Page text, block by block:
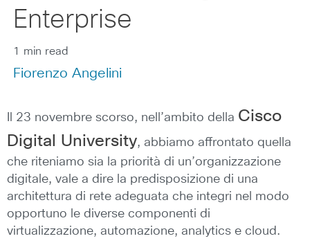
Enterprise
1 min read
Fiorenzo Angelini
Il 23 novembre scorso, nell’ambito della Cisco
Digital University, abbiamo affrontato quella
che riteniamo sia la priorità di un’organizzazione
digitale, vale a dire la predisposizione di una
architettura di rete adeguata che integri nel modo
opportuno le diverse componenti di
virtualizzazione, automazione, analytics e cloud.